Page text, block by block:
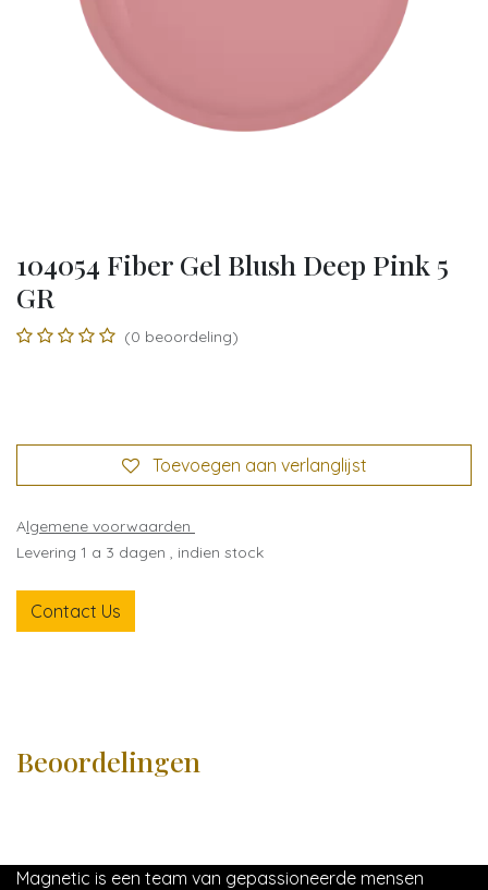
104054 Fiber Gel Blush Deep Pink 5
GR
(0 beoordeling)
Toevoegen aan verlanglijst
Algemene voorwaarden
Levering 1 a 3 dagen , indien stock
Contact Us
Beoordelingen
Magnetic is een team van gepassioneerde mensen